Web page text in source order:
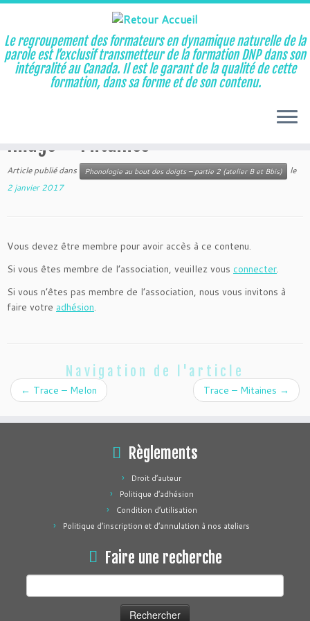
Le regroupement des formateurs en dynamique naturelle de la
parole est l’exclusif transmetteur de la formation DNP dans son
intégralité au Canada. Il est le garant de la qualité de cette
formation, dans sa forme et de son contenu.
Image – Mitaines
Article publié dans Phonologie au bout des doigts – partie 2 (atelier B et Bbis)
le
2 janvier 2017
Vous devez être membre pour avoir accès à ce contenu.
Si vous êtes membre de l’association, veuillez vous connecter.
Si vous n’êtes pas membre de l’association, nous vous invitons à
faire votre adhésion.
Navigation de l'article
← Trace – Melon Trace – Mitaines →
Règlements
Droit d’auteur
Politique d’adhésion
Condition d’utilisation
Politique d’inscription et d’annulation à nos ateliers
Faire une recherche